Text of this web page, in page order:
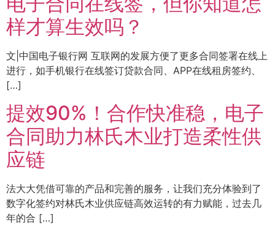
样才算生效吗？
文|中国电子银行网 互联网的发展方便了更多合同签署在线上
进行，如手机银行在线签订贷款合同、APP在线租房签约、
[…]
提效90%！合作快准稳，电子
合同助力林氏木业打造柔性供
应链
法大大凭借可靠的产品和完善的服务，让我们充分体验到了
数字化签约对林氏木业供应链高效运转的有力赋能，过去几
年的合 […]